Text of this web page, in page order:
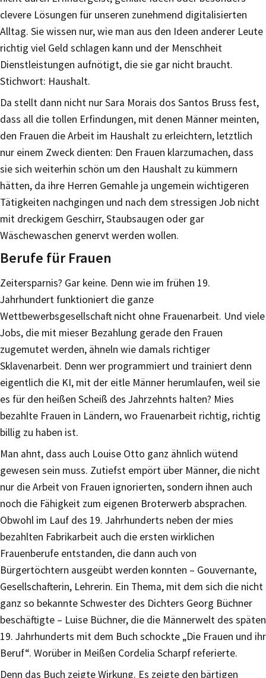
clevere Lösungen für unseren zunehmend digitalisierten
Alltag. Sie wissen nur, wie man aus den Ideen anderer Leute
richtig viel Geld schlagen kann und der Menschheit
Dienstleistungen aufnötigt, die sie gar nicht braucht.
Stichwort: Haushalt.
Da stellt dann nicht nur Sara Morais dos Santos Bruss fest,
dass all die tollen Erfindungen, mit denen Männer meinten,
den Frauen die Arbeit im Haushalt zu erleichtern, letztlich
nur einem Zweck dienten: Den Frauen klarzumachen, dass
sie sich weiterhin schön um den Haushalt zu kümmern
hätten, da ihre Herren Gemahle ja ungemein wichtigeren
Tätigkeiten nachgingen und nach dem stressigen Job nicht
mit dreckigem Geschirr, Staubsaugen oder gar
Wäschewaschen genervt werden wollen.
Berufe für Frauen
Zeitersparnis? Gar keine. Denn wie im frühen 19.
Jahrhundert funktioniert die ganze
Wettbewerbsgesellschaft nicht ohne Frauenarbeit. Und viele
Jobs, die mit mieser Bezahlung gerade den Frauen
zugemutet werden, ähneln wie damals richtiger
Sklavenarbeit. Denn wer programmiert und trainiert denn
eigentlich die KI, mit der eitle Männer herumlaufen, weil sie
es für den heißen Scheiß des Jahrzehnts halten? Mies
bezahlte Frauen in Ländern, wo Frauenarbeit richtig, richtig
billig zu haben ist.
Man ahnt, dass auch Louise Otto ganz ähnlich wütend
gewesen sein muss. Zutiefst empört über Männer, die nicht
nur die Arbeit von Frauen ignorierten, sondern ihnen auch
noch die Fähigkeit zum eigenen Broterwerb absprachen.
Obwohl im Lauf des 19. Jahrhunderts neben der mies
bezahlten Fabrikarbeit auch die ersten wirklichen
Frauenberufe entstanden, die dann auch von
Bürgertöchtern ausgeübt werden konnten – Gouvernante,
Gesellschafterin, Lehrerin. Ein Thema, mit dem sich die nicht
ganz so bekannte Schwester des Dichters Georg Büchner
beschäftigte – Luise Büchner, die die Männerwelt des späten
19. Jahrhunderts mit dem Buch schockte „Die Frauen und ihr
Beruf“. Worüber in Meißen Cordelia Scharpf referierte.
Denn das Buch zeigte Wirkung. Es zeigte den bärtigen